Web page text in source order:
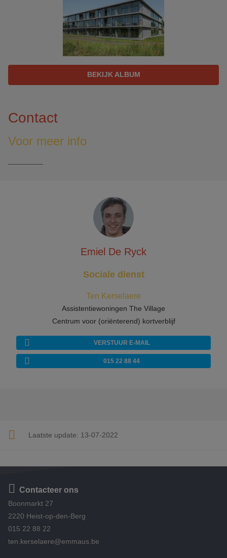
BEKIJK ALBUM
Contact
Voor meer info
Emiel De Ryck
Sociale dienst
Ten Kerselaere
Assistentiewoningen The Village
Centrum voor (oriënterend) kortverblijf
VERSTUUR E-MAIL
015 22 88 44
Laatste update: 13-07-2022
Contacteer ons
Boonmarkt 27
2220 Heist-op-den-Berg
015 22 88 22
ten.kerselaere@emmaus.be